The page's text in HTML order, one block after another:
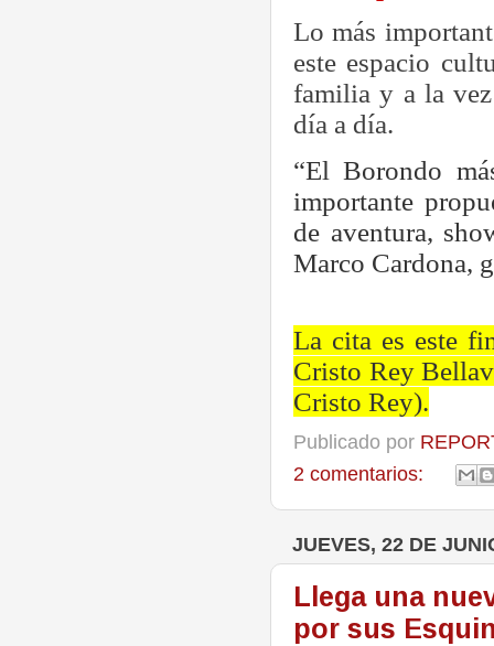
Lo más
este espacio
familia y a la vez
día a día.
“El Borondo
importante
de aventura,
Marco Cardona,
La cita es este
Cristo Rey
Cristo Rey).
Publicado por
2 comentarios:
JUEVES, 22 DE
Llega una
por sus